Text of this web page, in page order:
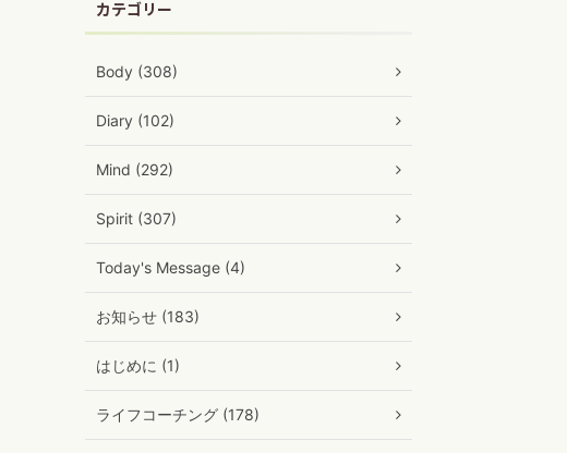
カテゴリー
Body (308)
Diary (102)
Mind (292)
Spirit (307)
Today's Message (4)
お知らせ (183)
はじめに (1)
ライフコーチング (178)